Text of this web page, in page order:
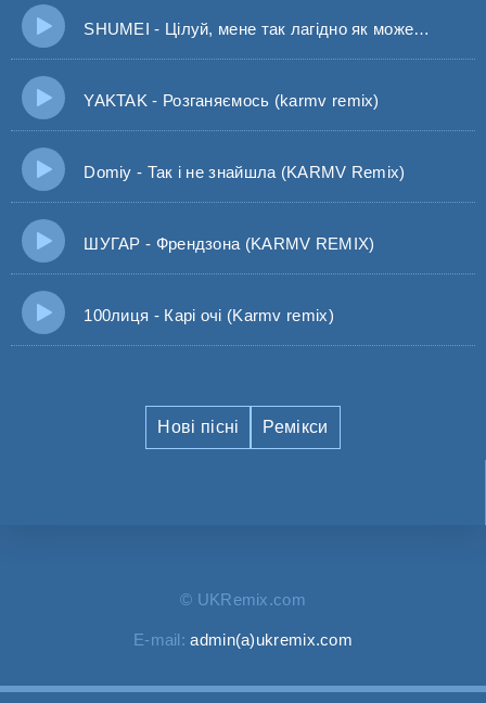
SHUMEI - Цілуй, мене так лагідно як можеш тільки ти
YAKTAK - Розганяємось (karmv remix)
Domiy - Так і не знайшла (KARMV Remix)
ШУГАР - Френдзона (KARMV REMIX)
100лиця - Карі очі (Karmv remix)
Нові пісні Ремікси
© UKRemix.com
E-mail:admin(a)ukremix.com